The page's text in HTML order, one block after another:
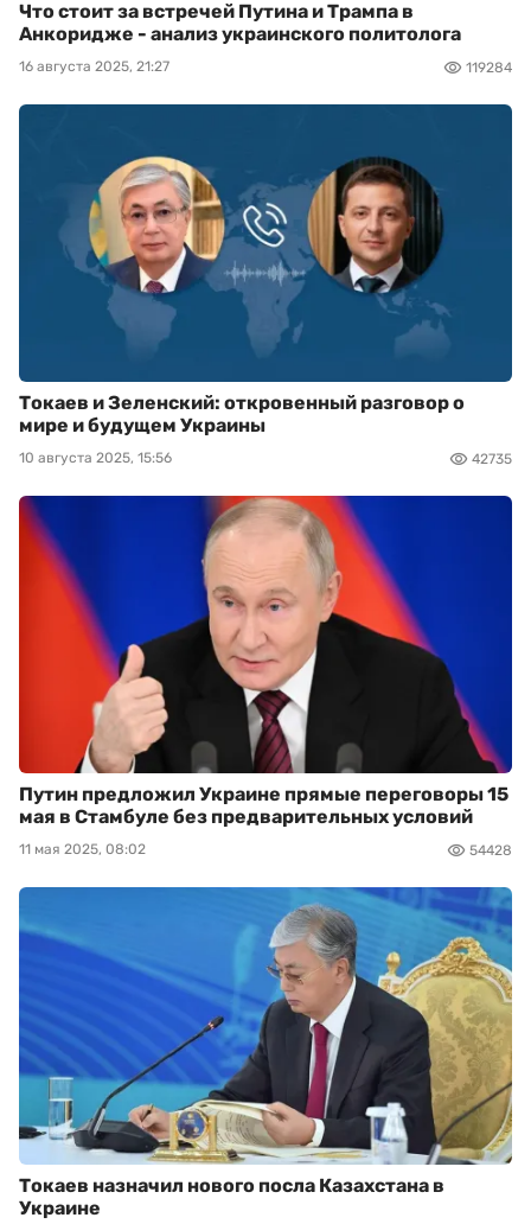
Что стоит за встречей Путина и Трампа в
Анкоридже - анализ украинского политолога
16 августа 2025, 21:27 119284
Токаев и Зеленский: откровенный разговор о
мире и будущем Украины
10 августа 2025, 15:56 42735
Путин предложил Украине прямые переговоры 15
мая в Стамбуле без предварительных условий
11 мая 2025, 08:02 54428
Токаев назначил нового посла Казахстана в
Украине